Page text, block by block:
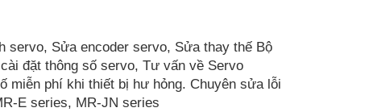
servo, Sửa encoder servo, Sửa thay thế Bộ
đặt thông số servo, Tư vấn về Servo
miễn phí khi thiết bị hư hỏng. Chuyên sửa lỗi
E series, MR-JN series